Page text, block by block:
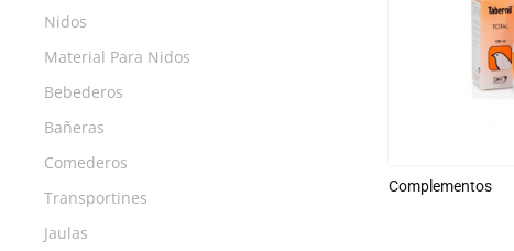
Nidos
Material Para Nidos
Bebederos
Bañeras
Comederos
Transportines
Jaulas
Complementos